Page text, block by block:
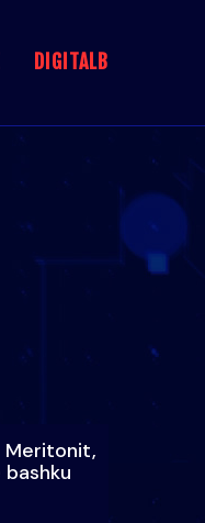
DIGITALB
Meritonit,